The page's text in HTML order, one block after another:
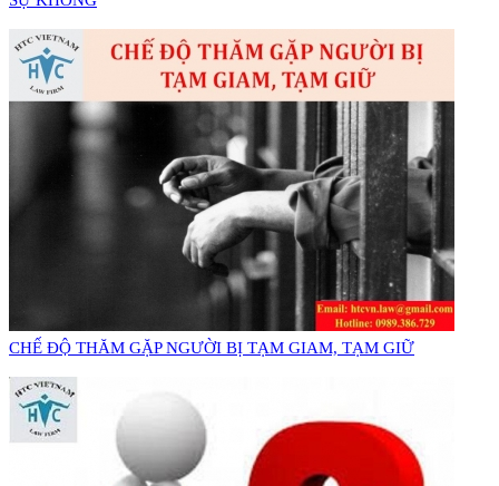
CHẾ ĐỘ THĂM GẶP NGƯỜI BỊ TẠM GIAM, TẠM GIỮ